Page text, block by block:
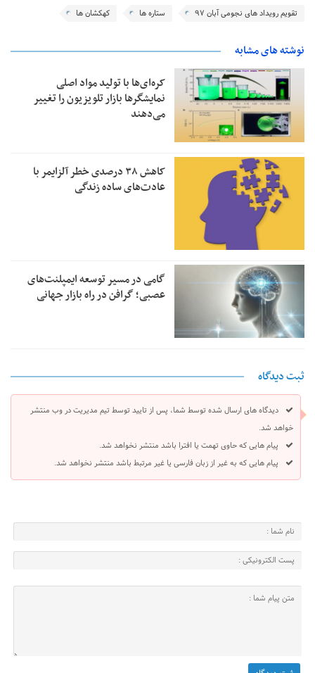
تقویم رویداد های نجومی آبان ۹۷ ستاره ها کهکشان ها
نوشته های مشابه
کره‌ای‌ها با تولید مواد اصلی
نمایشگرها بازار تلویزیون را تغییر
می‌دهند
کاهش ۳۸ درصدی خطر آلزایمر با
عادت‌های ساده زندگی
گامی در مسیر توسعه ایمپلنت‌های
عصبی؛ گرافن در راه بازار جهانی
ثبت دیدگاه
دیدگاه های ارسال شده توسط شما، پس از تایید توسط تیم مدیریت در وب منتشر
خواهد شد.
پیام هایی که حاوی تهمت یا افترا باشد منتشر نخواهد شد.
پیام هایی که به غیر از زبان فارسی یا غیر مرتبط باشد منتشر نخواهد شد.